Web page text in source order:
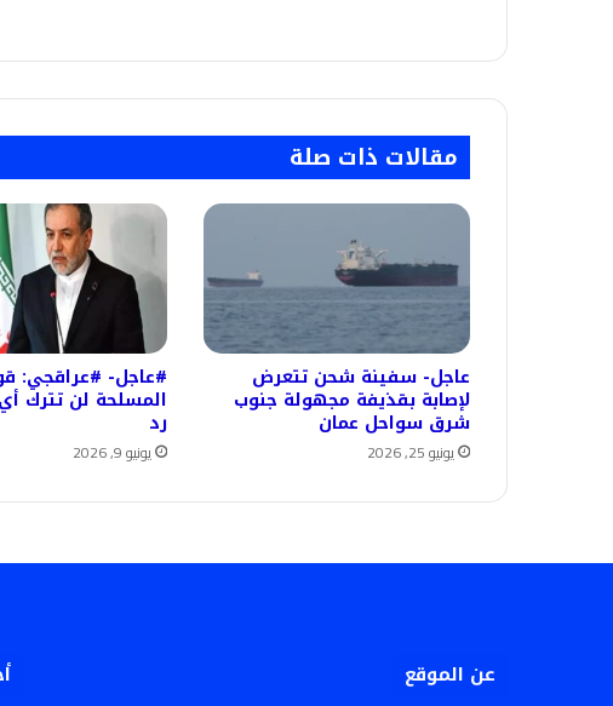
مقالات ذات صلة
عاجل- سفينة شحن تتعرض
لإصابة بقذيفة مجهولة جنوب
شرق سواحل عمان
يونيو 25, 2026
#عاجل- #عراقجي:
المسلحة لن تترك
رد
يونيو 9, 2026
عن الموقع